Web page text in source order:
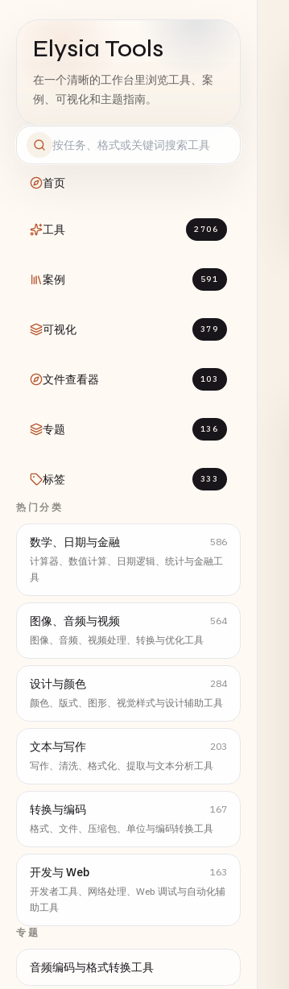
Elysia Tools
在一个清晰的工作台里浏览工具、案
例、可视化和主题指南。
首页
工具 2706
案例 591
可视化 379
文件查看器 103
专题 136
标签 333
热门分类
数学、日期与金融
586
计算器、数值计算、日期逻辑、统计与金融工
具
图像、音频与视频
564
图像、音频、视频处理、转换与优化工具
设计与颜色
284
颜色、版式、图形、视觉样式与设计辅助工具
文本与写作
203
写作、清洗、格式化、提取与文本分析工具
转换与编码
167
格式、文件、压缩包、单位与编码转换工具
开发与 Web
163
开发者工具、网络处理、Web 调试与自动化辅
助工具
专题
音频编码与格式转换工具